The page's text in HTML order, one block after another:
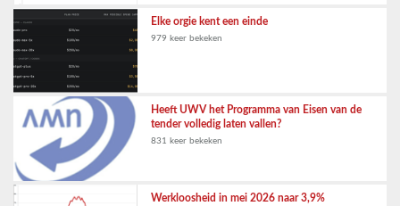
Elke orgie kent een einde
979 keer bekeken
Heeft UWV het Programma van Eisen van de
tender volledig laten vallen?
831 keer bekeken
Werkloosheid in mei 2026 naar 3,9%